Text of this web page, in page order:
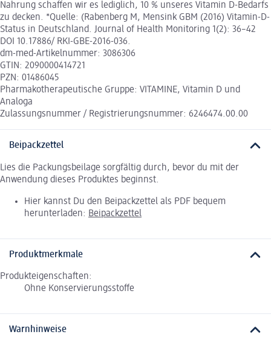
Nahrung schaffen wir es lediglich, 10 % unseres Vitamin D-Bedarfs
zu decken. *Quelle: (Rabenberg M, Mensink GBM (2016) Vitamin-D-
Status in Deutschland. Journal of Health Monitoring 1(2): 36–42
DOI 10.17886/ RKI-GBE-2016-036.
dm-med-Artikelnummer: 3086306
GTIN: 2090000414721
PZN: 01486045
Pharmakotherapeutische Gruppe: VITAMINE, Vitamin D und
Analoga
Zulassungsnummer / Registrierungsnummer: 6246474.00.00
Beipackzettel
Lies die Packungsbeilage sorgfältig durch, bevor du mit der
Anwendung dieses Produktes beginnst.
Hier kannst Du den Beipackzettel als PDF bequem
herunterladen: Beipackzettel
Produktmerkmale
Produkteigenschaften:
Ohne Konservierungsstoffe
Warnhinweise